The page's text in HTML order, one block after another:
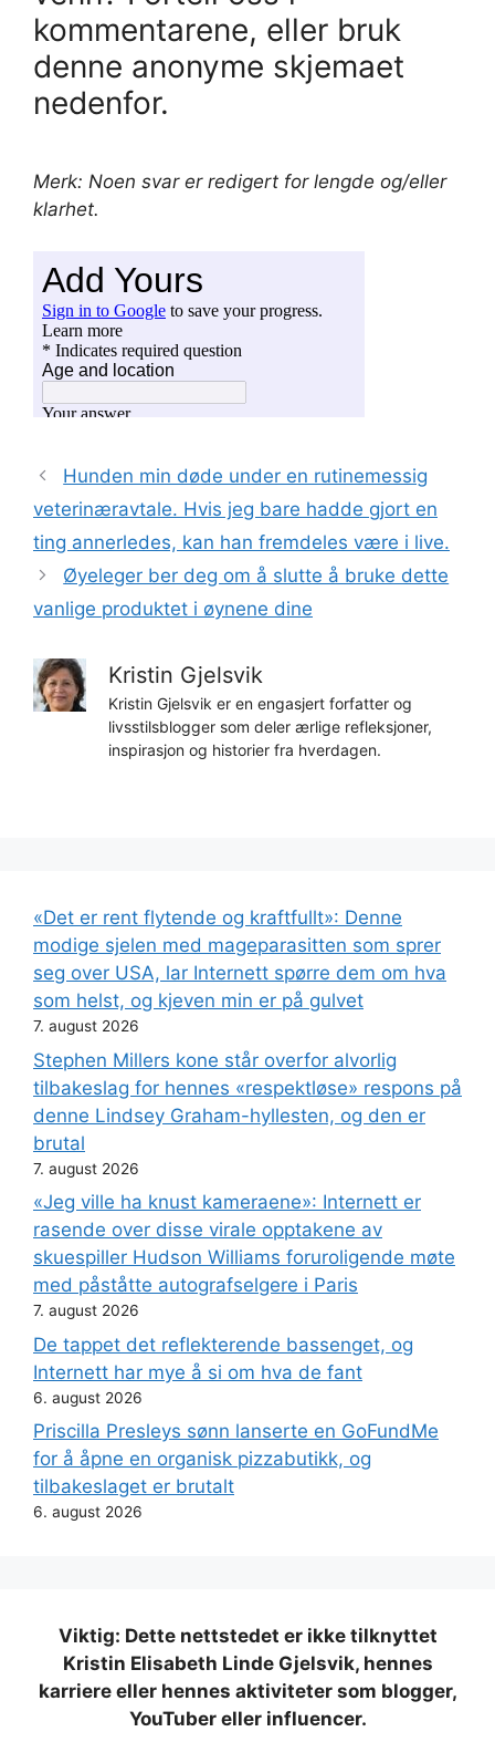
kommentarene, eller bruk
denne anonyme skjemaet
nedenfor.
Merk: Noen svar er redigert for lengde og/eller
klarhet.
Hunden min døde under en rutinemessig
veterinæravtale. Hvis jeg bare hadde gjort en
ting annerledes, kan han fremdeles være i live.
Øyeleger ber deg om å slutte å bruke dette
vanlige produktet i øynene dine
Kristin Gjelsvik
Kristin Gjelsvik er en engasjert forfatter og
livsstilsblogger som deler ærlige refleksjoner,
inspirasjon og historier fra hverdagen.
«Det er rent flytende og kraftfullt»: Denne
modige sjelen med mageparasitten som sprer
seg over USA, lar Internett spørre dem om hva
som helst, og kjeven min er på gulvet
7. august 2026
Stephen Millers kone står overfor alvorlig
tilbakeslag for hennes «respektløse» respons på
denne Lindsey Graham-hyllesten, og den er
brutal
7. august 2026
«Jeg ville ha knust kameraene»: Internett er
rasende over disse virale opptakene av
skuespiller Hudson Williams foruroligende møte
med påståtte autografselgere i Paris
7. august 2026
De tappet det reflekterende bassenget, og
Internett har mye å si om hva de fant
6. august 2026
Priscilla Presleys sønn lanserte en GoFundMe
for å åpne en organisk pizzabutikk, og
tilbakeslaget er brutalt
6. august 2026
Viktig: Dette nettstedet er ikke tilknyttet
Kristin Elisabeth Linde Gjelsvik, hennes
karriere eller hennes aktiviteter som blogger,
YouTuber eller influencer.